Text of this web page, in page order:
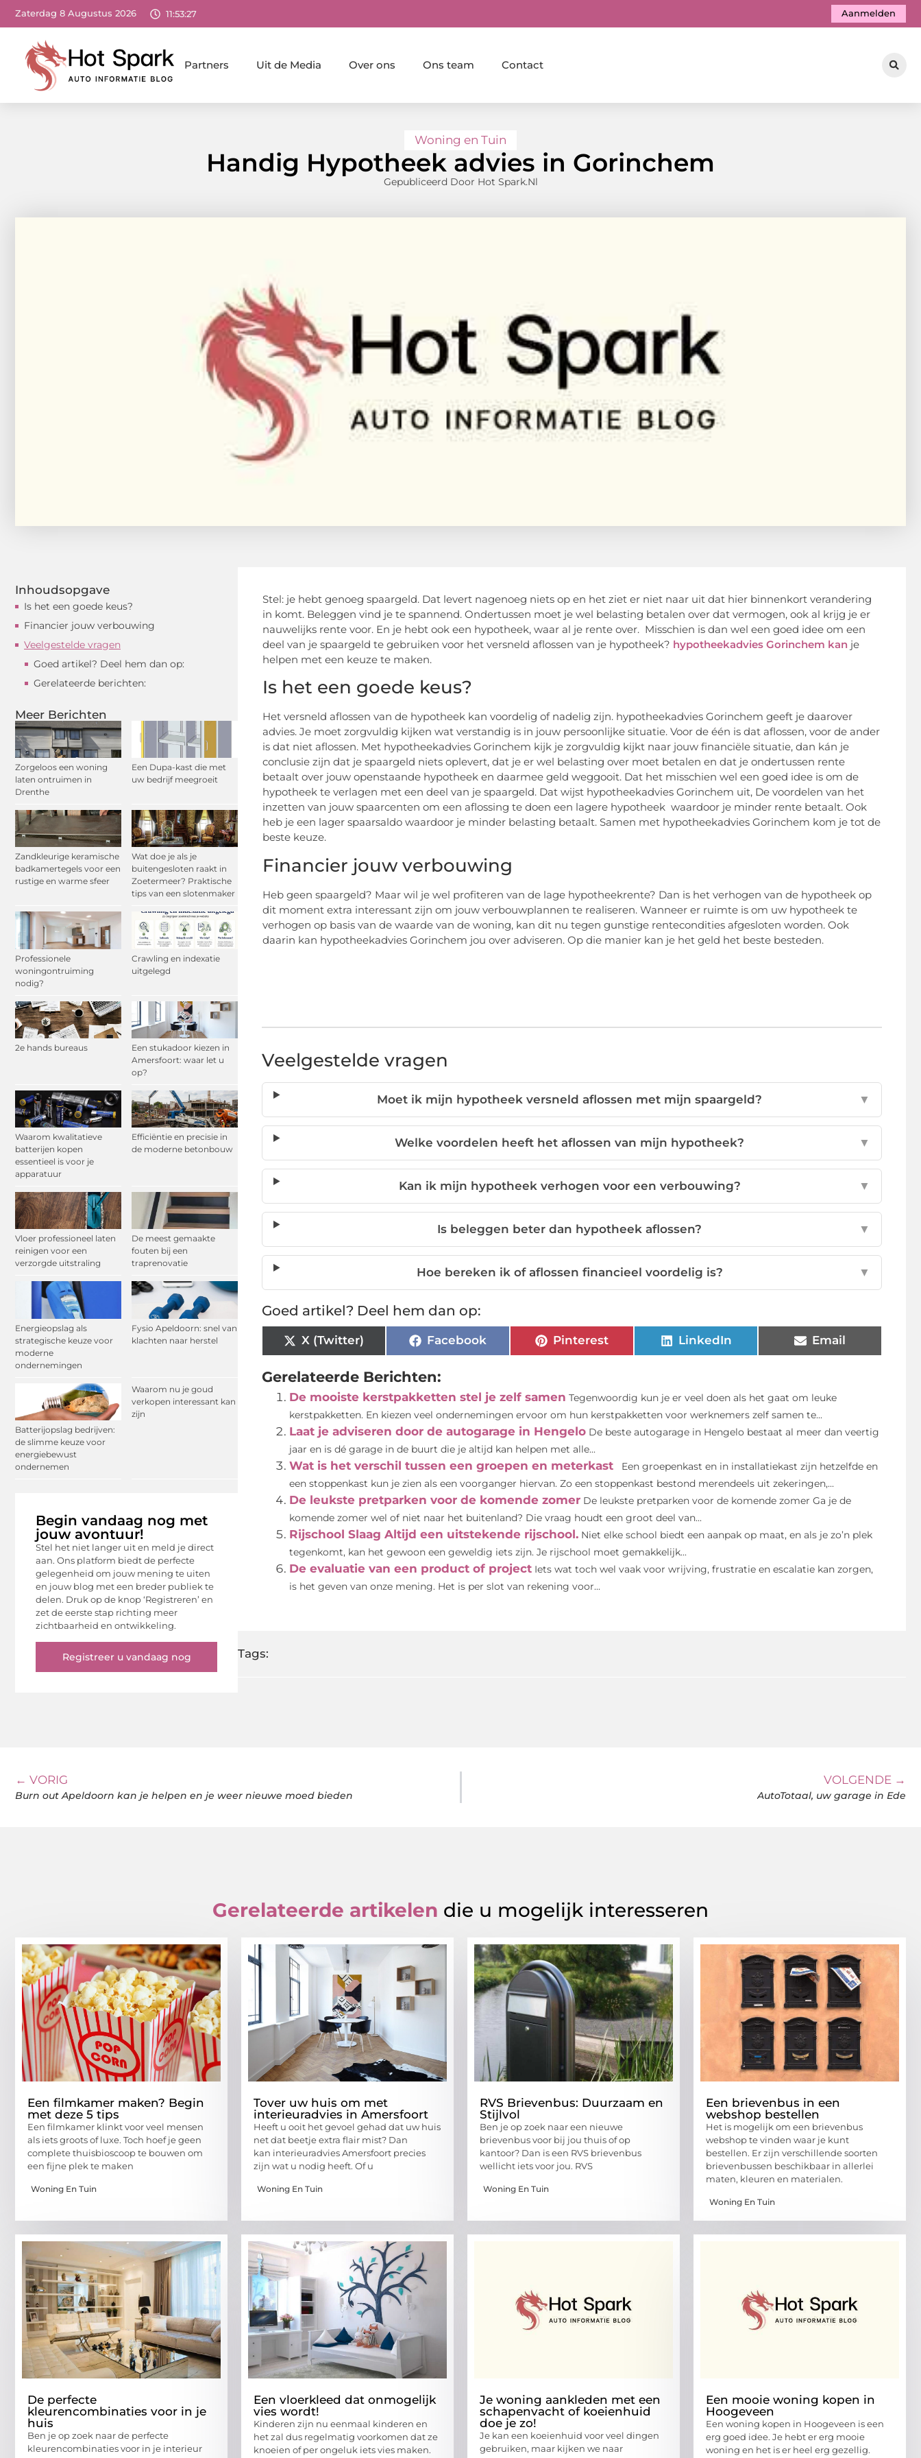
Zaterdag 8 Augustus 2026 11:53:28 Aanmelden
Partners Uit de Media Over ons Ons team Contact
Woning en Tuin
Handig Hypotheek advies in Gorinchem
Gepubliceerd Door Hot Spark.nl
Inhoudsopgave
Is het een goede keus?
Financier jouw verbouwing
Veelgestelde vragen
Goed artikel? Deel hem dan op:
Gerelateerde berichten:
Meer Berichten
Zorgeloos een woning
laten ontruimen in
Drenthe
Een Dupa-kast die met
uw bedrijf meegroeit
Zandkleurige keramische
badkamertegels voor een
rustige en warme sfeer
Wat doe je als je
buitengesloten raakt in
Zoetermeer? Praktische
tips van een slotenmaker
Professionele
woningontruiming
nodig?
Crawling en indexatie
uitgelegd
2e hands bureaus
Een stukadoor kiezen in
Amersfoort: waar let u
op?
Waarom kwalitatieve
batterijen kopen
essentieel is voor je
apparatuur
Efficiëntie en precisie in
de moderne betonbouw
Vloer professioneel laten
reinigen voor een
verzorgde uitstraling
De meest gemaakte
fouten bij een
traprenovatie
Energieopslag als
strategische keuze voor
moderne
ondernemingen
Fysio Apeldoorn: snel van
klachten naar herstel
Batterijopslag bedrijven:
de slimme keuze voor
energiebewust
ondernemen
Waarom nu je goud
verkopen interessant kan
zijn
Begin vandaag nog met
jouw avontuur!
Stel het niet langer uit en meld je direct
aan. Ons platform biedt de perfecte
gelegenheid om jouw mening te uiten
en jouw blog met een breder publiek te
delen. Druk op de knop ‘Registreren’ en
zet de eerste stap richting meer
zichtbaarheid en ontwikkeling.
Registreer u vandaag nog
Stel: je hebt genoeg spaargeld. Dat levert nagenoeg niets op en het ziet er niet naar uit dat hier binnenkort verandering
in komt. Beleggen vind je te spannend. Ondertussen moet je wel belasting betalen over dat vermogen, ook al krijg je er
nauwelijks rente voor. En je hebt ook een hypotheek, waar al je rente over. Misschien is dan wel een goed idee om een
deel van je spaargeld te gebruiken voor het versneld aflossen van je hypotheek? hypotheekadvies Gorinchem kan je
helpen met een keuze te maken.
Is het een goede keus?
Het versneld aflossen van de hypotheek kan voordelig of nadelig zijn. hypotheekadvies Gorinchem geeft je daarover
advies. Je moet zorgvuldig kijken wat verstandig is in jouw persoonlijke situatie. Voor de één is dat aflossen, voor de ander
is dat niet aflossen. Met hypotheekadvies Gorinchem kijk je zorgvuldig kijkt naar jouw financiële situatie, dan kán je
conclusie zijn dat je spaargeld niets oplevert, dat je er wel belasting over moet betalen en dat je ondertussen rente
betaalt over jouw openstaande hypotheek en daarmee geld weggooit. Dat het misschien wel een goed idee is om de
hypotheek te verlagen met een deel van je spaargeld. Dat wijst hypotheekadvies Gorinchem uit, De voordelen van het
inzetten van jouw spaarcenten om een aflossing te doen een lagere hypotheek waardoor je minder rente betaalt. Ook
heb je een lager spaarsaldo waardoor je minder belasting betaalt. Samen met hypotheekadvies Gorinchem kom je tot de
beste keuze.
Financier jouw verbouwing
Heb geen spaargeld? Maar wil je wel profiteren van de lage hypotheekrente? Dan is het verhogen van de hypotheek op
dit moment extra interessant zijn om jouw verbouwplannen te realiseren. Wanneer er ruimte is om uw hypotheek te
verhogen op basis van de waarde van de woning, kan dit nu tegen gunstige rentecondities afgesloten worden. Ook
daarin kan hypotheekadvies Gorinchem jou over adviseren. Op die manier kan je het geld het beste besteden.
Veelgestelde vragen
Moet ik mijn hypotheek versneld aflossen met mijn spaargeld? ▼
Welke voordelen heeft het aflossen van mijn hypotheek? ▼
Kan ik mijn hypotheek verhogen voor een verbouwing? ▼
Is beleggen beter dan hypotheek aflossen? ▼
Hoe bereken ik of aflossen financieel voordelig is? ▼
Goed artikel? Deel hem dan op:
X (Twitter) Facebook Pinterest LinkedIn Email
Gerelateerde Berichten:
De mooiste kerstpakketten stel je zelf samen Tegenwoordig kun je er veel doen als het gaat om leuke
kerstpakketten. En kiezen veel ondernemingen ervoor om hun kerstpakketten voor werknemers zelf samen te...
Laat je adviseren door de autogarage in Hengelo De beste autogarage in Hengelo bestaat al meer dan veertig
jaar en is dé garage in de buurt die je altijd kan helpen met alle...
Wat is het verschil tussen een groepen en meterkast
Een groepenkast en in installatiekast zijn hetzelfde en
een stoppenkast kun je zien als een voorganger hiervan. Zo een stoppenkast bestond merendeels uit zekeringen,...
De leukste pretparken voor de komende zomer De leukste pretparken voor de komende zomer Ga je de
komende zomer wel of niet naar het buitenland? Die vraag houdt een groot deel van...
Rijschool Slaag Altijd een uitstekende rijschool. Niet elke school biedt een aanpak op maat, en als je zo’n plek
tegenkomt, kan het gewoon een geweldig iets zijn. Je rijschool moet gemakkelijk...
De evaluatie van een product of project Iets wat toch wel vaak voor wrijving, frustratie en escalatie kan zorgen,
is het geven van onze mening. Het is per slot van rekening voor...
Tags:
← VORIG
Burn out Apeldoorn kan je helpen en je weer nieuwe moed bieden
VOLGENDE →
AutoTotaal, uw garage in Ede
Gerelateerde artikelen die u mogelijk interesseren
Een filmkamer maken? Begin
met deze 5 tips
Een filmkamer klinkt voor veel mensen
als iets groots of luxe. Toch hoef je geen
complete thuisbioscoop te bouwen om
een fijne plek te maken
Woning En Tuin
Tover uw huis om met
interieuradvies in Amersfoort
Heeft u ooit het gevoel gehad dat uw huis
net dat beetje extra flair mist? Dan
kan interieuradvies Amersfoort precies
zijn wat u nodig heeft. Of u
Woning En Tuin
RVS Brievenbus: Duurzaam en
Stijlvol
Ben je op zoek naar een nieuwe
brievenbus voor bij jou thuis of op
kantoor? Dan is een RVS brievenbus
wellicht iets voor jou. RVS
Woning En Tuin
Een brievenbus in een
webshop bestellen
Het is mogelijk om een brievenbus
webshop te vinden waar je kunt
bestellen. Er zijn verschillende soorten
brievenbussen beschikbaar in allerlei
maten, kleuren en materialen.
Woning En Tuin
De perfecte
kleurencombinaties voor in je
huis
Ben je op zoek naar de perfecte
kleurencombinaties voor in je interieur
Een vloerkleed dat onmogelijk
vies wordt!
Kinderen zijn nu eenmaal kinderen en
het zal dus regelmatig voorkomen dat ze
knoeien of per ongeluk iets vies maken.
Je woning aankleden met een
schapenvacht of koeienhuid
doe je zo!
Je kan een koeienhuid voor veel dingen
gebruiken, maar kijken we naar
Een mooie woning kopen in
Hoogeveen
Een woning kopen in Hoogeveen is een
erg goed idee. Je hebt er erg mooie
woning en het is er heel erg gezellig.